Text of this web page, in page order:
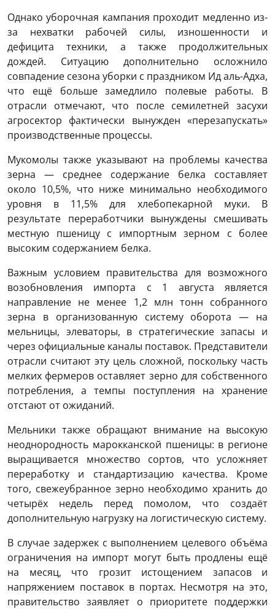
Однако уборочная кампания проходит медленно из-
за нехватки рабочей силы, изношенности и
дефицита техники, а также продолжительных
дождей. Ситуацию дополнительно осложнило
совпадение сезона уборки с праздником Ид аль-Адха,
что ещё больше замедлило полевые работы. В
отрасли отмечают, что после семилетней засухи
агросектор фактически вынужден «перезапускать»
производственные процессы.
Мукомолы также указывают на проблемы качества
зерна — среднее содержание белка составляет
около 10,5%, что ниже минимально необходимого
уровня в 11,5% для хлебопекарной муки. В
результате переработчики вынуждены смешивать
местную пшеницу с импортным зерном с более
высоким содержанием белка.
Важным условием правительства для возможного
возобновления импорта с 1 августа является
направление не менее 1,2 млн тонн собранного
зерна в организованную систему оборота — на
мельницы, элеваторы, в стратегические запасы и
через официальные каналы поставок. Представители
отрасли считают эту цель сложной, поскольку часть
мелких фермеров оставляет зерно для собственного
потребления, а темпы поступления на хранение
отстают от ожиданий.
Мельники также обращают внимание на высокую
неоднородность марокканской пшеницы: в регионе
выращивается множество сортов, что усложняет
переработку и стандартизацию качества. Кроме
того, свежеубранное зерно необходимо хранить до
четырёх недель перед помолом, что создаёт
дополнительную нагрузку на логистическую систему.
В случае задержек с выполнением целевого объёма
ограничения на импорт могут быть продлены ещё
на месяц, что грозит истощением запасов и
напряжением поставок в портах. Несмотря на это,
правительство заявляет о приоритете поддержки